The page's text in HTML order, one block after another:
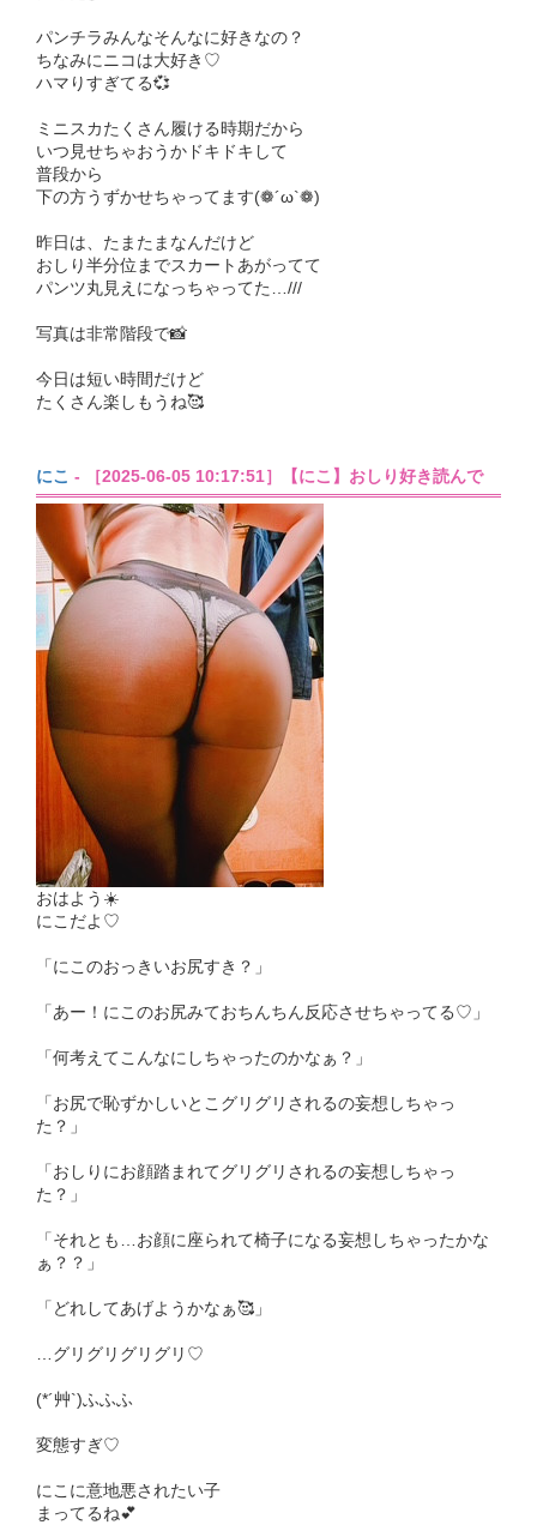
パンチラみんなそんなに好きなの？
ちなみにニコは大好き♡
ハマりすぎてる💞
ミニスカたくさん履ける時期だから
いつ見せちゃおうかドキドキして
普段から
下の方うずかせちゃってます(❁´ω`❁)
昨日は、たまたまなんだけど
おしり半分位までスカートあがってて
パンツ丸見えになっちゃってた…///
写真は非常階段で📸
今日は短い時間だけど
たくさん楽しもうね🥰
にこ - ［2025-06-05 10:17:51］【にこ】おしり好き読んで
おはよう☀️
にこだよ♡
「にこのおっきいお尻すき？」
「あー！にこのお尻みておちんちん反応させちゃってる♡」
「何考えてこんなにしちゃったのかなぁ？」
「お尻で恥ずかしいとこグリグリされるの妄想しちゃっ
た？」
「おしりにお顔踏まれてグリグリされるの妄想しちゃっ
た？」
「それとも…お顔に座られて椅子になる妄想しちゃったかな
ぁ？？」
「どれしてあげようかなぁ🥰」
…グリグリグリグリ♡
(*´艸`)ふふふ
変態すぎ♡
にこに意地悪されたい子
まってるね💕